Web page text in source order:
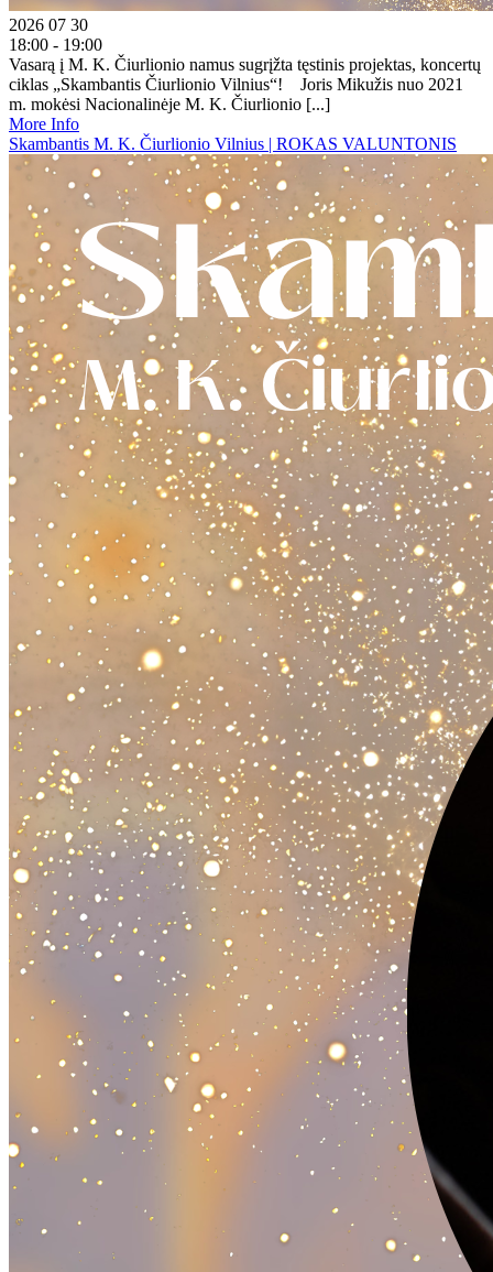
2026 07 30
18:00 - 19:00
Vasarą į M. K. Čiurlionio namus sugrįžta tęstinis projektas, koncertų
ciklas „Skambantis Čiurlionio Vilnius“! Joris Mikužis nuo 2021
m. mokėsi Nacionalinėje M. K. Čiurlionio [...]
More Info
Skambantis M. K. Čiurlionio Vilnius | ROKAS VALUNTONIS